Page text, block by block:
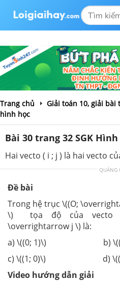
Trang chủ
Giải toán 10, giải bài
hình học
Bài 30 trang 32 SGK Hình
Hai vecto ( i ; j ) là hai vecto
QUẢNG
Đề bài
Trong hệ trục \((O;
\) tọa độ của vecto
\overrightarrow j \) là:
a) \((0; 1)\) b) \((-
c) \((1; 0)\) d) \((1;
Video hướng dẫn giải